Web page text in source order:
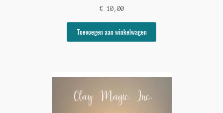
€ 10,00
Toevoegen aan winkelwagen